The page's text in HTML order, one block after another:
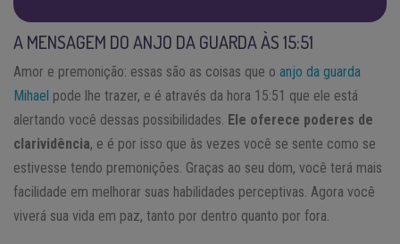
A MENSAGEM DO ANJO DA GUARDA ÀS 15:51
Amor e premonição: essas são as coisas que o anjo da guarda
Mihael pode lhe trazer, e é através da hora 15:51 que ele está
alertando você dessas possibilidades. Ele oferece poderes de
clarividência, e é por isso que às vezes você se sente como se
estivesse tendo premonições. Graças ao seu dom, você terá mais
facilidade em melhorar suas habilidades perceptivas. Agora você
viverá sua vida em paz, tanto por dentro quanto por fora.